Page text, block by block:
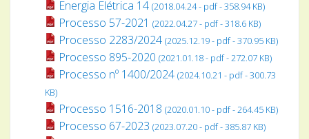
Energia Elétrica 14 (2018.04.24 - pdf - 358.94 KB)
Processo 57-2021 (2022.04.27 - pdf - 318.6 KB)
Processo 2283/2024 (2025.12.19 - pdf - 370.95 KB)
Processo 895-2020 (2021.01.18 - pdf - 272.07 KB)
Processo nº 1400/2024 (2024.10.21 - pdf - 300.73
KB)
Processo 1516-2018 (2020.01.10 - pdf - 264.45 KB)
Processo 67-2023 (2023.07.20 - pdf - 385.87 KB)